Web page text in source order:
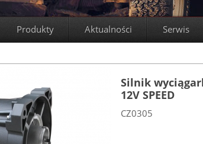
Produkty Aktualności Serwis
Silnik
12V SPEED
CZ0305